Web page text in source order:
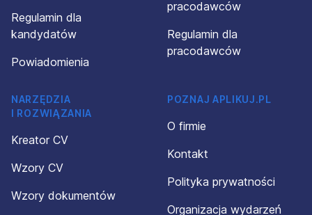
Regulamin dla
kandydatów
Powiadomienia
pracodawców
Regulamin dla
pracodawców
NARZĘDZIA
I ROZWIĄZANIA
Kreator CV
Wzory CV
Wzory dokumentów
POZNAJ APLIKUJ.PL
O firmie
Kontakt
Polityka prywatności
Organizacja wydarzeń